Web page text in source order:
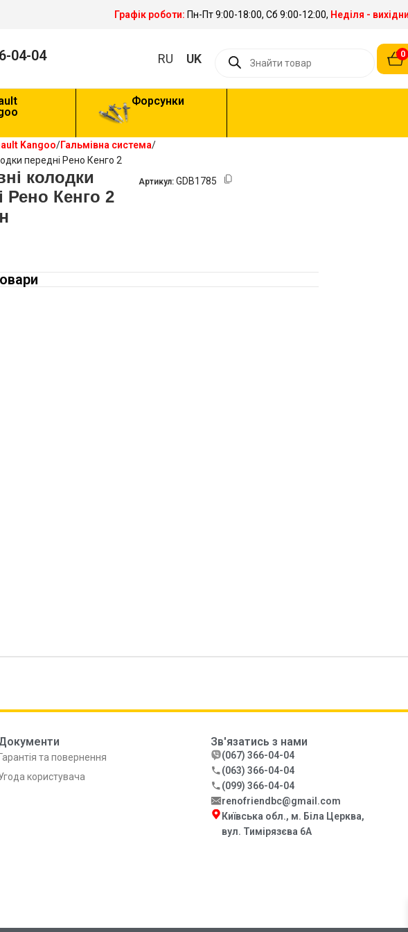
Графік роботи: Пн-Пт 9:00-18:00, Сб 9:00-12:00, Неділя -
04-04 RU UK 0
Форсунки
Kangoo Гальмівна система
передні Рено Кенго 2
колодки
Рено Кенго 2
Артикул: GDB1785
Гарантія та повернення
користувача
Зв'язатись з нами
(067) 366-04-04
(063) 366-04-04
(099) 366-04-04
renofriendbc@gmail.com
Київська обл., м. Біла Церква,
вул. Тимірязєва 6А